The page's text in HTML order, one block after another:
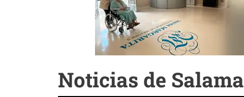
Noticias de